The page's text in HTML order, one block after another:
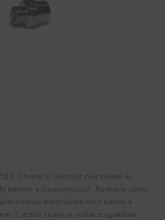
Chcete si sestrojit svůj model e-
baterie a clearomizéru? Redukce závitu
mezičlánek mezi baterií a
Z jedné strany je redukce opatřena